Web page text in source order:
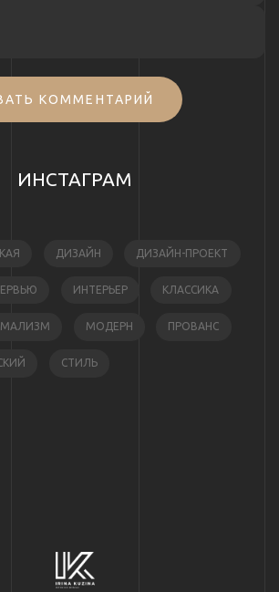
КОММЕНТАРИЙ
ИНСТАГРАМ
ДИЗАЙН ДИЗАЙН-ПРОЕКТ
ИНТЕРЬЕР КЛАССИКА
МОДЕРН ПРОВАНС
СТИЛЬ